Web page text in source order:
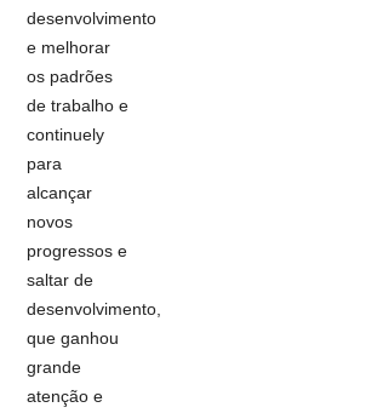
desenvolvimento
e melhorar
os padrões
de trabalho e
continuely
para
alcançar
novos
progressos e
saltar de
desenvolvimento,
que ganhou
grande
atenção e